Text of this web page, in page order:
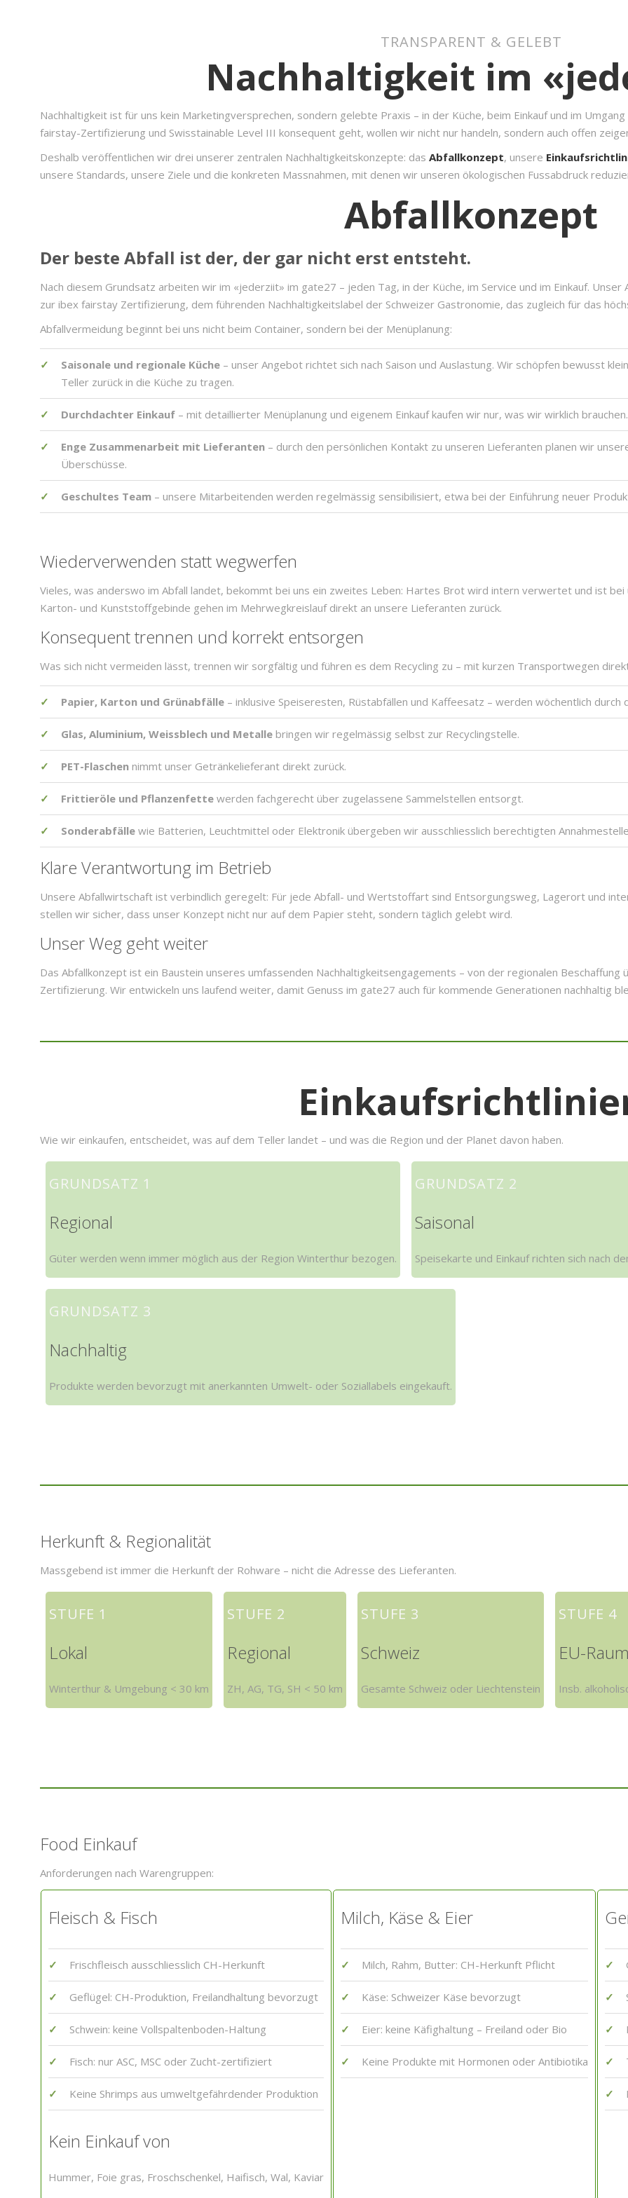
TRANSPARENT & GELEBT
Nachhaltigkeit im
Nachhaltigkeit ist für uns kein Marketingversprechen, sondern gelebte Praxis – in der Küche, beim Einkauf und im
fairstay-Zertifizierung und Swisstainable Level III konsequent geht, wollen wir nicht nur handeln, sondern auch offen
Deshalb veröffentlichen wir drei unserer zentralen Nachhaltigkeitskonzepte: das Abfallkonzept, unsere
unsere Standards, unsere Ziele und die konkreten Massnahmen, mit denen wir unseren ökologischen Fussabdruck
Abfallkonzept
Der beste Abfall ist der, der gar nicht erst entsteht.
Nach diesem Grundsatz arbeiten wir im «jederziit» im gate27 – jeden Tag, in der Küche, im Service und im Einkauf.
zur ibex fairstay Zertifizierung, dem führenden Nachhaltigkeitslabel der Schweizer Gastronomie, das zugleich für das
Abfallvermeidung beginnt bei uns nicht beim Container, sondern bei der Menüplanung:
Saisonale und regionale Küche – unser Angebot richtet sich nach Saison und Auslastung. Wir schöpfen bewusst
Teller zurück in die Küche zu tragen.
Durchdachter Einkauf – mit detaillierter Menüplanung und eigenem Einkauf kaufen wir nur, was wir wirklich brauchen.
Enge Zusammenarbeit mit Lieferanten – durch den persönlichen Kontakt zu unseren Lieferanten planen wir
Überschüsse.
Geschultes Team – unsere Mitarbeitenden werden regelmässig sensibilisiert, etwa bei der Einführung neuer
Wiederverwenden statt wegwerfen
Vieles, was anderswo im Abfall landet, bekommt bei uns ein zweites Leben: Hartes Brot wird intern verwertet und ist bei
Karton- und Kunststoffgebinde gehen im Mehrwegkreislauf direkt an unsere Lieferanten zurück.
Konsequent trennen und korrekt entsorgen
Was sich nicht vermeiden lässt, trennen wir sorgfältig und führen es dem Recycling zu – mit kurzen Transportwegen
Papier, Karton und Grünabfälle – inklusive Speiseresten, Rüstabfällen und Kaffeesatz – werden wöchentlich durch
Glas, Aluminium, Weissblech und Metalle bringen wir regelmässig selbst zur Recyclingstelle.
PET-Flaschen nimmt unser Getränkelieferant direkt zurück.
Frittieröle und Pflanzenfette werden fachgerecht über zugelassene Sammelstellen entsorgt.
Sonderabfälle wie Batterien, Leuchtmittel oder Elektronik übergeben wir ausschliesslich berechtigten
Klare Verantwortung im Betrieb
Unsere Abfallwirtschaft ist verbindlich geregelt: Für jede Abfall- und Wertstoffart sind Entsorgungsweg, Lagerort und
stellen wir sicher, dass unser Konzept nicht nur auf dem Papier steht, sondern täglich gelebt wird.
Unser Weg geht weiter
Das Abfallkonzept ist ein Baustein unseres umfassenden Nachhaltigkeitsengagements – von der regionalen
Zertifizierung. Wir entwickeln uns laufend weiter, damit Genuss im gate27 auch für kommende Generationen nachhaltig
Wie wir einkaufen, entscheidet, was auf dem Teller landet – und was die Region und der Planet davon haben.
GRUNDSATZ 1
Regional
Güter werden wenn immer möglich aus der Region Winterthur bezogen.
GRUNDSATZ 2
Saisonal
Speisekarte und Einkauf richten sich nach
GRUNDSATZ 3
Nachhaltig
Produkte werden bevorzugt mit anerkannten Umwelt- oder Soziallabels eingekauft.
Herkunft & Regionalität
Massgebend ist immer die Herkunft der Rohware – nicht die Adresse des Lieferanten.
STUFE 1
Lokal
Winterthur & Umgebung < 30 km
STUFE 2
Regional
ZH, AG, TG, SH < 50 km
STUFE 3
Schweiz
Gesamte Schweiz oder Liechtenstein
STUFE 4
EU-Raum
Insb.
Food Einkauf
Anforderungen nach Warengruppen:
Fleisch & Fisch
Frischfleisch ausschliesslich CH-Herkunft
Geflügel: CH-Produktion, Freilandhaltung bevorzugt
Schwein: keine Vollspaltenboden-Haltung
Fisch: nur ASC, MSC oder Zucht-zertifiziert
Keine Shrimps aus umweltgefährdender Produktion
Kein Einkauf von
Hummer, Foie gras, Froschschenkel, Haifisch, Wal, Kaviar
Milch, Käse & Eier
Milch, Rahm, Butter: CH-Herkunft Pflicht
Käse: Schweizer Käse bevorzugt
Eier: keine Käfighaltung – Freiland oder Bio
Keine Produkte mit Hormonen oder Antibiotika